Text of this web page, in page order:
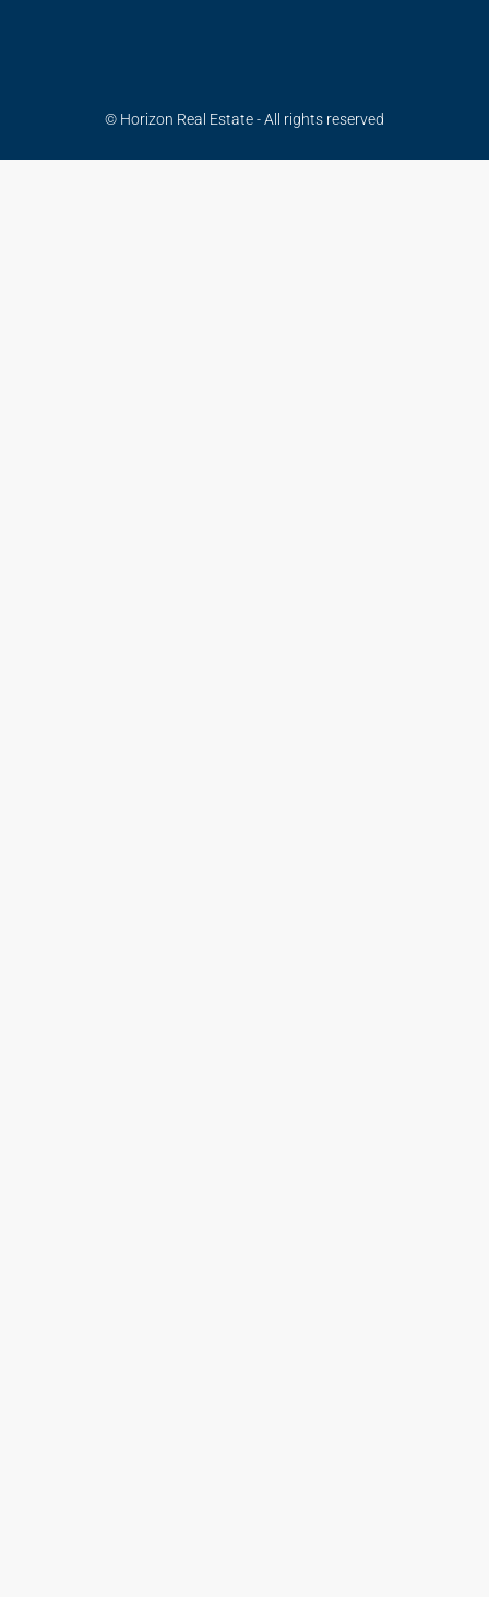
© Horizon Real Estate - All rights reserved